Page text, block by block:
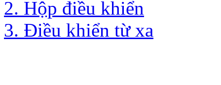
2. Hộp điều khiển
3. Điều khiển từ xa